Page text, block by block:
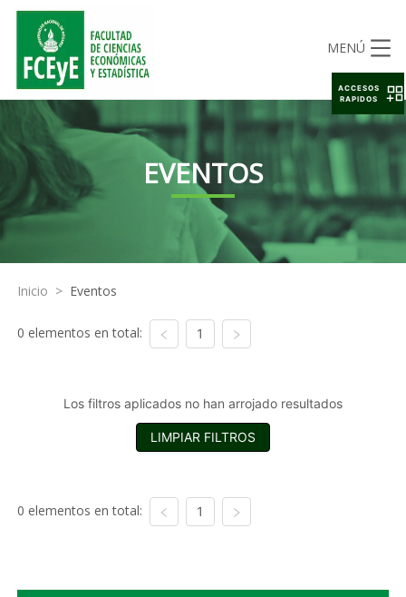
MENÚ
EVENTOS
Inicio > Eventos
0 elementos en total: 1
Los filtros aplicados no han arrojado resultados
LIMPIAR FILTROS
0 elementos en total: 1
ACCESOS
RAPIDOS